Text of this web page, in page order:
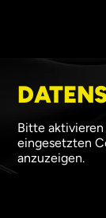
Bitte aktivieren
eingesetzten
anzuzeigen.